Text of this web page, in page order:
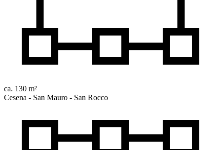
ca. 130 m²
Cesena - San Mauro - San Rocco